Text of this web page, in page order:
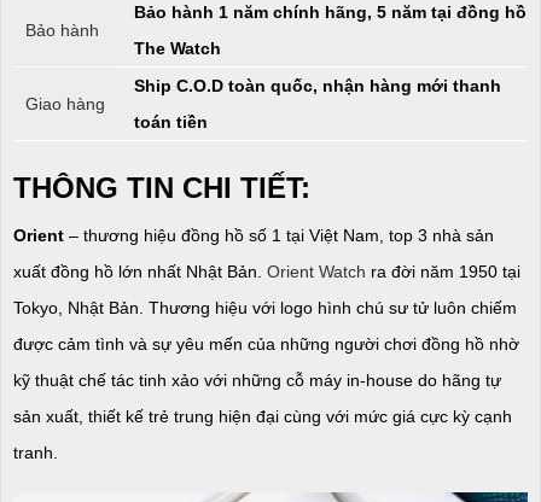
Bảo hành
Bảo hành 1 năm chính hãng, 5 năm tại đồng hồ
The Watch
Giao hàng
Ship C.O.D toàn quốc, nhận hàng mới thanh
toán tiền
THÔNG TIN CHI TIẾT:
Orient – thương hiệu đồng hồ số 1 tại Việt Nam, top 3 nhà sản
xuất đồng hồ lớn nhất Nhật Bản. Orient Watch ra đời năm 1950 tại
Tokyo, Nhật Bản. Thương hiệu với logo hình chú sư tử luôn chiếm
được cảm tình và sự yêu mến của những người chơi đồng hồ nhờ
kỹ thuật chế tác tinh xảo với những cỗ máy in-house do hãng tự
sản xuất, thiết kế trẻ trung hiện đại cùng với mức giá cực kỳ cạnh
tranh.